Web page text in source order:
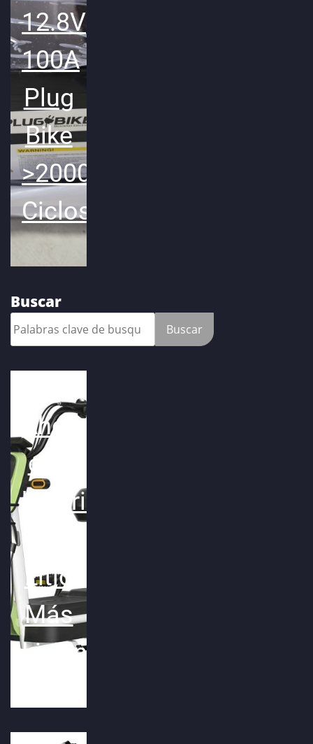
12.8V
100A
Plug
Bike
>2000
Ciclos
Buscar
Buscar
Ahora
con
bateria
Litio
Más
Liviana!